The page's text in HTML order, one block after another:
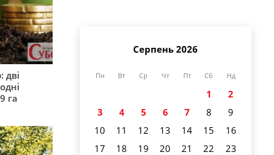
дві
га
Серпень 2026
Пн Вт Ср Чт Пт Сб Нд
1
2
3
4 5 6 7 8
9
10
11 12 13 14 15
16
17
18 19 20 21 22
23